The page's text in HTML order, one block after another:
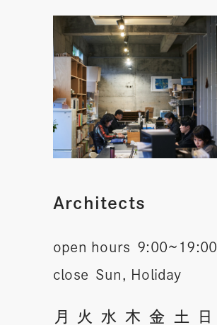
Architects
open hours 9:00~19:00
close Sun, Holiday
月 火 水 木 金 土 日